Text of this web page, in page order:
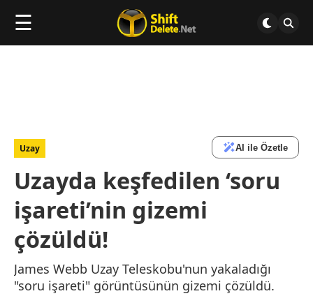
☰
Uzay AI ile Özetle
Uzayda keşfedilen ‘soru
işareti’nin gizemi
çözüldü!
James Webb Uzay Teleskobu'nun yakaladığı
"soru işareti" görüntüsünün gizemi çözüldü.